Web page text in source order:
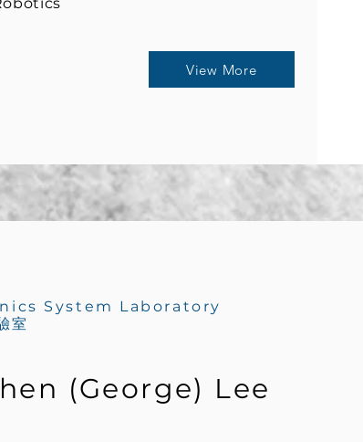
View More
System Laboratory
室
(George) Lee